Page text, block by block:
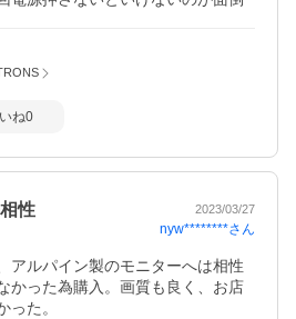
ね0
性 2023/03/27
nyw********さん
アルパイン製のモニターへは相性
かった為購入。画質も良く、お店
った。